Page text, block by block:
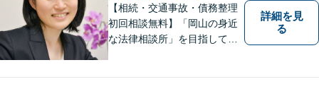
【相続・交通事故・債務整理
初回相談無料】「岡山の身近
な法律相談所」を目指してい
詳細を見
る